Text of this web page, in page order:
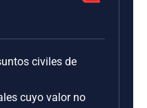
civiles de
cuyo valor no